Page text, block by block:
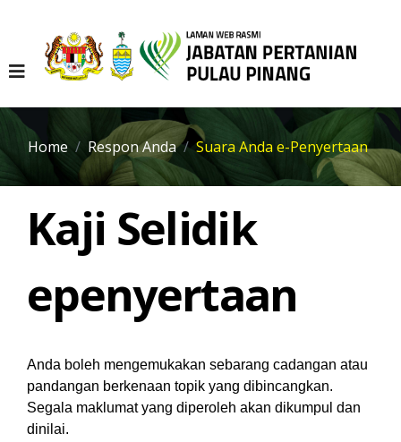
Home Respon Anda Suara Anda e-Penyertaan
Kaji Selidik
epenyertaan
Anda boleh mengemukakan sebarang cadangan atau
pandangan berkenaan topik yang dibincangkan.
Segala maklumat yang diperoleh akan dikumpul dan
dinilai.